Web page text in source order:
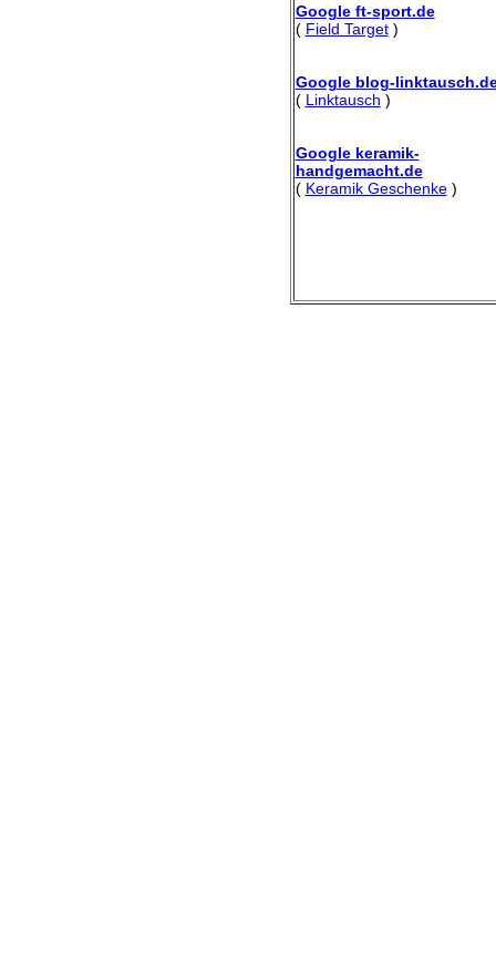
Google ft-sport.de
( Field Target)
Google blog-
( Linktausch )
Google keramik-
handgemacht.de
( Keramik Geschenke)